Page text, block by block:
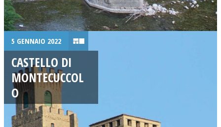
5 GENNAIO 2022
CASTELLO DI
MONTECUCCOL
O